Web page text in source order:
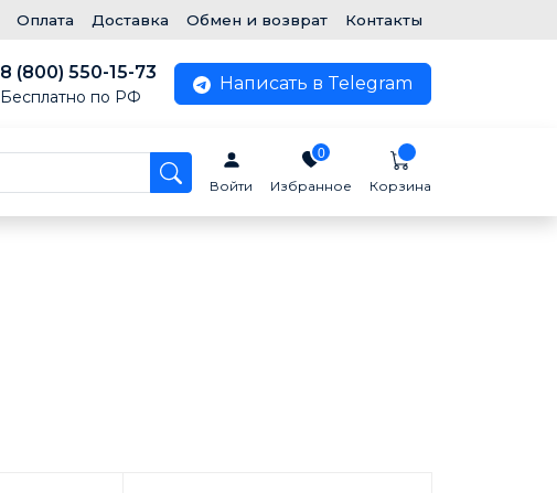
Оплата Доставка Обмен и возврат Контакты
8 (800) 550-15-73
Бесплатно по РФ
Написать в Telegram
Войти Избранное
0
Корзина